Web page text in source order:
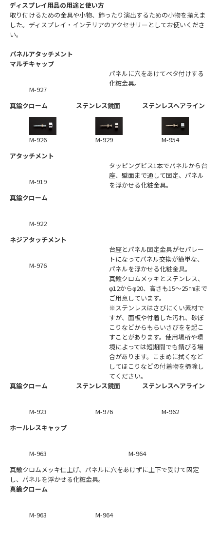
ディスプレイ用品の用途と使い方
取り付けるための金具や小物、飾ったり演出するための小物を揃えま
した。ディスプレイ・インテリアのアクセサリーとしてお使いくださ
い。
パネルアタッチメント
マルチキャップ
M-927
パネルに穴をあけてベタ付けする
化粧金具。
真鍮クローム
M-926
ステンレス鏡面
M-929
ステンレスヘアライン
M-954
アタッチメント
M-919
タッピングビス1本でパネルから台
座、壁面まで通して固定、パネル
を浮かせる化粧金具。
真鍮クローム
M-922
ネジアタッチメント
M-976
台座とパネル固定金具がセパレー
トになってパネル交換が簡単な、
パネルを浮かせる化粧金具。
真鍮クロムメッキとステンレス、
φ12からφ20、高さも15～25㎜まで
ご用意しています。
※ステンレスはさびにくい素材で
すが、面板や付着した汚れ、砂ぼ
こりなどからもらいさびをを起こ
すことがあります。使用場所や環
境によっては短期間でも錆びる場
合があります。こまめに拭くなど
してほこりなどの付着物を掃除し
てください。
真鍮クローム
M-923
ステンレス鏡面
M-976
ステンレスヘアライン
M-962
ホールレスキャップ
M-963
M-964
真鍮クロムメッキ仕上げ、パネルに穴をあけずに上下で受けて固定
し、パネルを浮かせる化粧金具。
真鍮クローム
M-963 M-964